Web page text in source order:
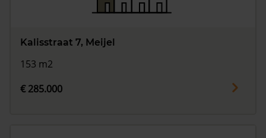
Kalisstraat 7, Meijel
153 m2
€ 285.000